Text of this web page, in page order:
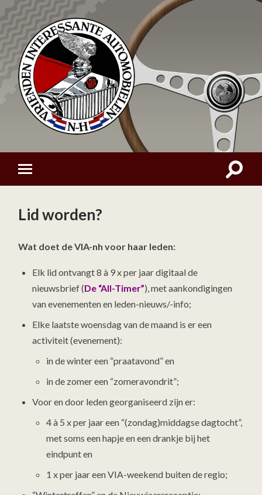
Lid worden?
Wat doet de VIA-nh voor haar leden:
Elk lid ontvangt 8 à 9 x per jaar digitaal de
nieuwsbrief (De “All-Timer”), met aankondigingen
van evenementen en leden-nieuws/-info;
Elke laatste woensdag van de maand is er een
activiteit (evenement):
in de winter een “praatavond” en
in de zomer een “zomeravondrit”;
Voor en door leden georganiseerd zijn er:
4 à 5 x per jaar een “(zondag)middagse dagtocht”,
met soms een hapje en een drankje bij het
eindpunt en
1 x per jaar een VIA-weekend buiten de regio;